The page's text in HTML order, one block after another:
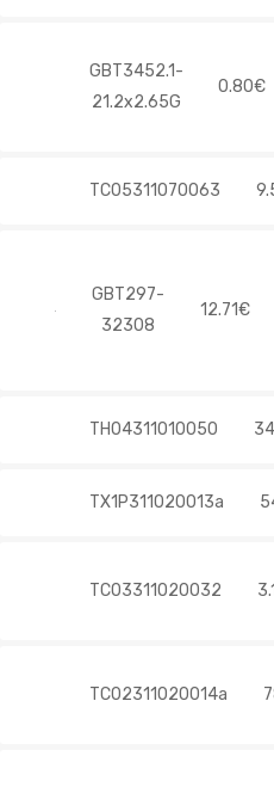
GBT3452.1-
21.2x2.65G
0.80€
TC05311070063
GBT297-
32308
12.71€
TH04311010050
TX1P311020013a
TC03311020032
TC02311020014a